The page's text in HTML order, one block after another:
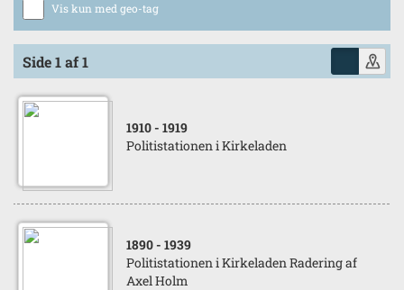
Vis kun med geo-tag
Side 1 af 1
1910 - 1919
Politistationen i Kirkeladen
1890 - 1939
Politistationen i Kirkeladen Radering af
Axel Holm